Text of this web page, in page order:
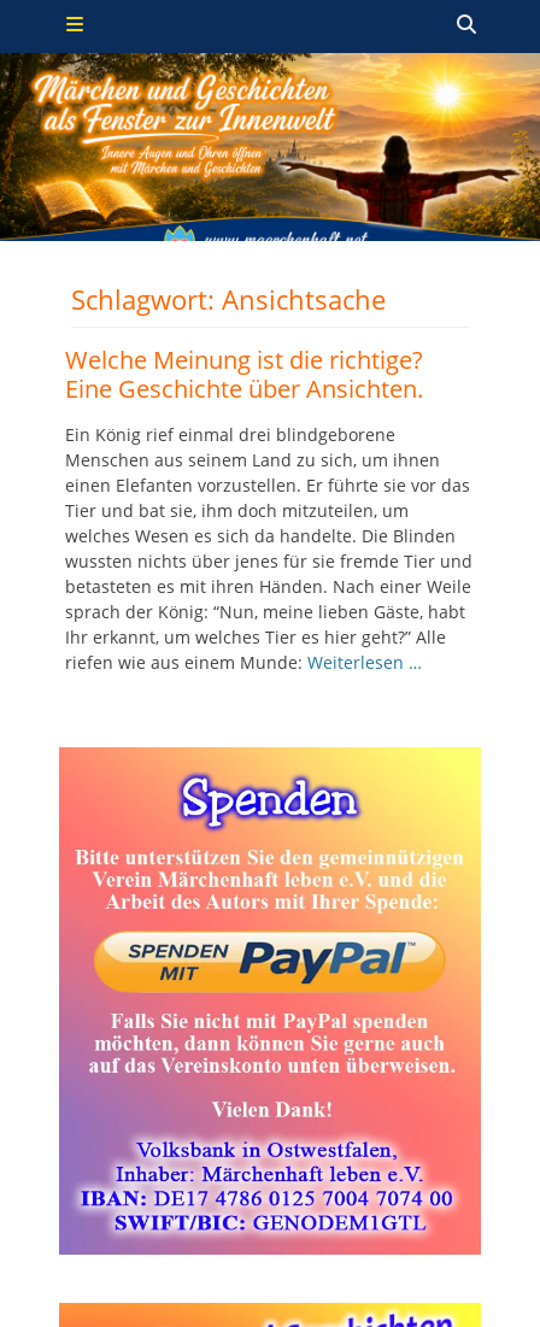
Zum
springen
Primäres Menü
Schlagwort: Ansichtsache
Welche Meinung ist die richtige?
Eine Geschichte über Ansichten.
Ein König rief einmal drei blindgeborene
Menschen aus seinem Land zu sich, um ihnen
einen Elefanten vorzustellen. Er führte sie vor das
Tier und bat sie, ihm doch mitzuteilen, um
welches Wesen es sich da handelte. Die Blinden
wussten nichts über jenes für sie fremde Tier und
betasteten es mit ihren Händen. Nach einer Weile
sprach der König: “Nun, meine lieben Gäste, habt
Ihr erkannt, um welches Tier es hier geht?” Alle
riefen wie aus einem Munde: Weiterlesen …